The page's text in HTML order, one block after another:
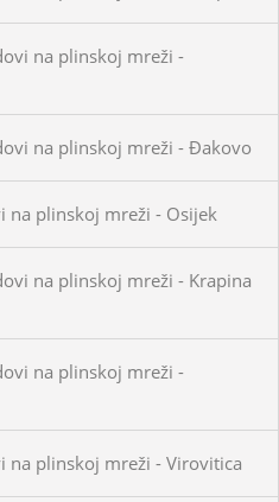
na plinskoj mreži -
na plinskoj mreži - Đakovo
na plinskoj mreži - Osijek
na plinskoj mreži - Krapina
na plinskoj mreži -
na plinskoj mreži - Virovitica